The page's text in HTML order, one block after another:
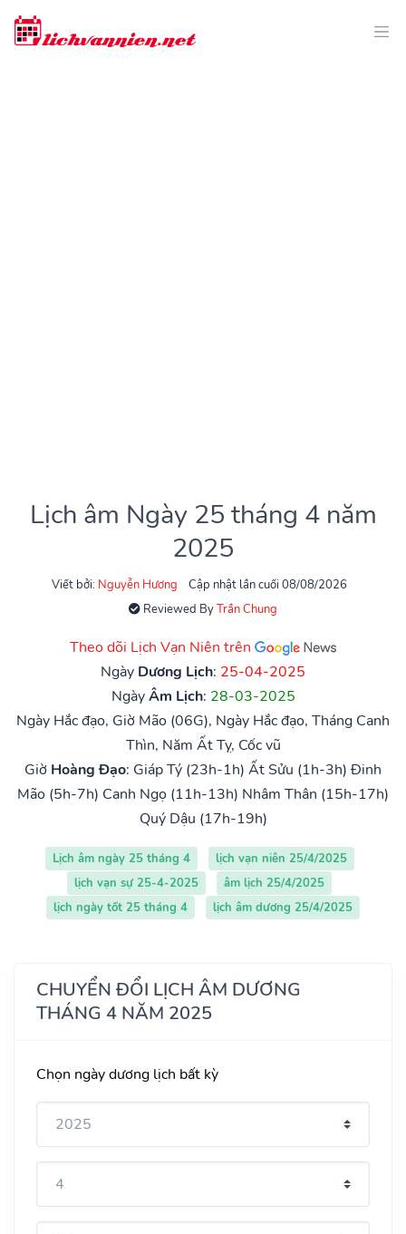
Lịch âm Ngày 25 tháng 4 năm
2025
Viết bởi: Nguyễn Hương
Cập nhật lần cuối 08/08/2026
Reviewed ByTrần Chung
Theo dõi Lịch Vạn Niên trên
Ngày Dương Lịch: 25-04-2025
NgàyÂm Lịch: 28-03-2025
Ngày Hắc đạo, Giờ Mão (06G), Ngày Hắc đạo, Tháng Canh
Thìn, Năm Ất Tỵ, Cốc vũ
Giờ Hoàng Đạo: Giáp Tý (23h-1h) Ất Sửu (1h-3h) Đinh
Mão (5h-7h) Canh Ngọ (11h-13h) Nhâm Thân (15h-17h)
Quý Dậu (17h-19h)
Lịch âm ngày 25 tháng 4
lịch vạn niên 25/4/2025
lịch vạn sự 25-4-2025
âm lịch 25/4/2025
lịch ngày tốt 25 tháng 4
lịch âm dương 25/4/2025
CHUYỂN ĐỔI LỊCH ÂM DƯƠNG
THÁNG 4 NĂM 2025
Chọn ngày dương lịch bất kỳ